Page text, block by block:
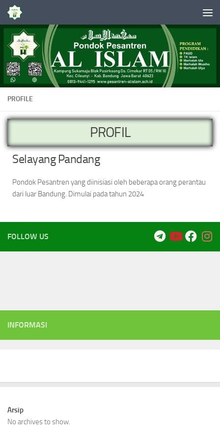
Skip to content
PROFILE
PROFIL
Selayang Pandang
Pondok Pesantren yang diinisiasi oleh beberapa orang perantau
dari luar Bandung. Dimulai pada tahun 2024
FOLLOW US
INFORMASI
Arsip
No archives to show.